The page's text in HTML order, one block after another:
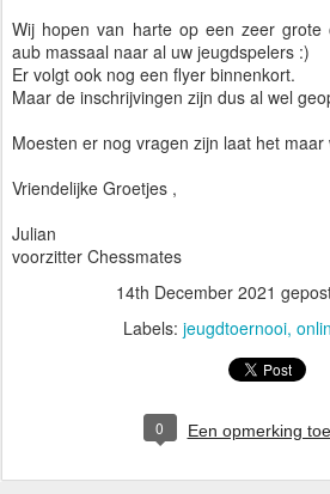
Wij hopen van harte op een zeer grote
aub massaal naar al uw jeugdspelers :)
Er volgt ook nog een flyer binnenkort.
Maar de inschrijvingen zijn dus al wel
Moesten er nog vragen zijn laat het maar
Vriendelijke Groetjes ,
Julian
voorzitter Chessmates
14th December 2021
Labels: jeugdtoernooi
0 Een opmerking